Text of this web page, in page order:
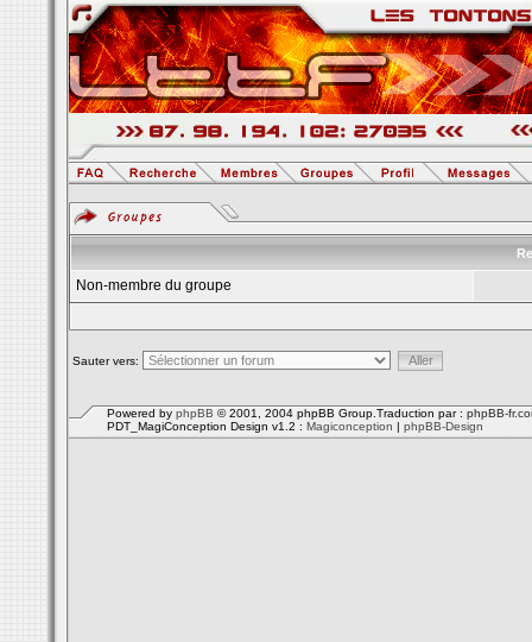
Non-membre du groupe
Sauter vers:
Powered by phpBB © 2001, 2004 phpBB Group.Traduction par : phpBB-
PDT_MagiConception Design v1.2 : Magiconception | phpBB-Design